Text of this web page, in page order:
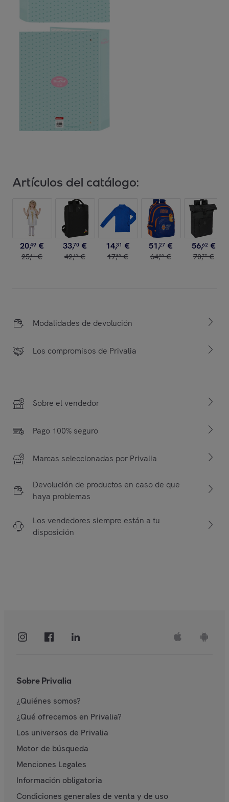
Artículos del catálogo:
20,49 €
25,61 €
33,70 €
42,13 €
14,31 €
17,89 €
51,27 €
64,09 €
56,62 €
70,77 €
Modalidades de devolución
Los compromisos de Privalia
Sobre el vendedor
Pago 100% seguro
Marcas seleccionadas por Privalia
Devolución de productos en caso de que
haya problemas
Los vendedores siempre están a tu
disposición
Sobre Privalia
¿Quiénes somos?
¿Qué ofrecemos en Privalia?
Los universos de Privalia
Motor de búsqueda
Menciones Legales
Información obligatoria
Condiciones generales de venta y de uso